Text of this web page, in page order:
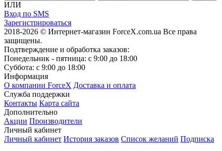
ИЛИ
Вход по SMS
Зарегистрироваться
2018-2026 © Интернет-магазин ForceX.com.ua Все права
защищены.
Подтверждение и обработка заказов:
Понедельник - пятница: с 9:00 до 18:00
Суббота: с 9:00 до 18:00
Информация
О компании ForceX Доставка и оплата
Служба поддержки
Контакты Карта сайта
Дополнительно
Акции Производители
Личный кабинет
Личный кабинет История заказов Список желаний Подписка